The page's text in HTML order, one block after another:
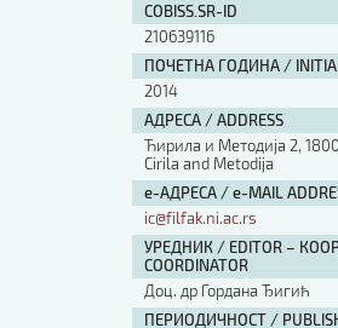
COBISS.SR-ID
210639116
ПОЧЕТНА ГОДИНА /
2014
АДРЕСА / ADDRESS
Ћирила и Методија 2,
Cirila and Metodija
е-АДРЕСА / e-MAIL
ic@filfak.ni.ac.rs
УРЕДНИК / EDITOR –
COORDINATOR
Доц. др Гордана Ђигић
ПЕРИОДИЧНОСТ /